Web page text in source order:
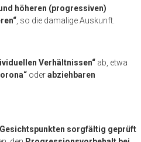
höheren (progressiven)
, so die damalige Auskunft.
Verhältnissen“ ab, etwa
oderabziehbaren
sorgfältig geprüft